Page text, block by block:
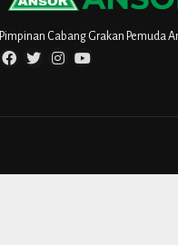
Pimpinan Cabang Grakan Pemuda